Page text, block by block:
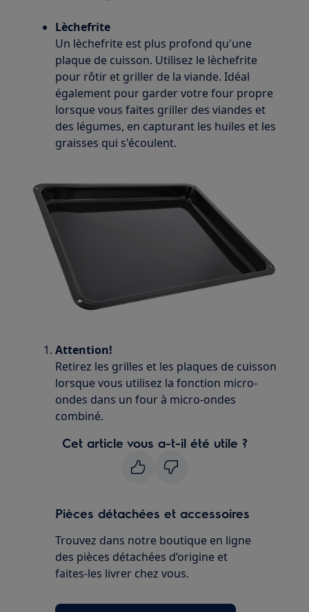
Lèchefrite
Un lèchefrite est plus profond qu'une
plaque de cuisson. Utilisez le lèchefrite
pour rôtir et griller de la viande. Idéal
également pour garder votre four propre
lorsque vous faites griller des viandes et
des légumes, en capturant les huiles et les
graisses qui s'écoulent.
Attention!
Retirez les grilles et les plaques de cuisson
lorsque vous utilisez la fonction micro-
ondes dans un four à micro-ondes
combiné.
Cet article vous a-t-il été utile ?
Pièces détachées et accessoires
Trouvez dans notre boutique en ligne
des pièces détachées d’origine et
faites-les livrer chez vous.